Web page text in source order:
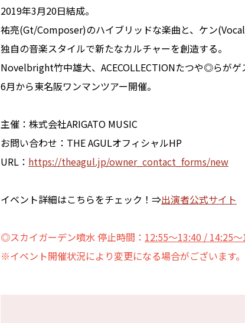
2019年3月20日結成。
祐亮(Gt/Composer)のハイブリッドな楽曲と、ケン
独自の音楽スタイルで新たなカルチャーを創造する。
Novelbright竹中雄大、ACECOLLECTIONたつや◎らがゲ
6月から東名阪ワンマンツアー開催。
主催：株式会社ARIGATO MUSIC
お問い合わせ：THE AGULオフィシャルHP
URL： https://theagul.jp/owner_contact_forms/new
イベント詳細はこちらをチェック！⇒出演者公式サイト
◎スカイガーデン噴水 停止時間： 12:55～13:40 / 14:25
※イベント開催状況により変更になる場合がございます